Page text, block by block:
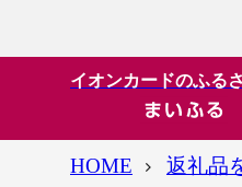
イオンカードのふる
HOME
返礼品